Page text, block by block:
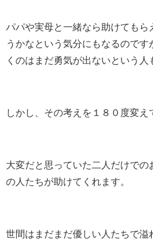
パパや実母と一緒なら助けてもら
うかなという気分にもなるので
くのはまだ勇気が出ないという人
しかし、その考えを１８０度変え
大変だと思っていた二人だけでの
の人たちが助けてくれます。
世間はまだまだ優しい人たちで溢